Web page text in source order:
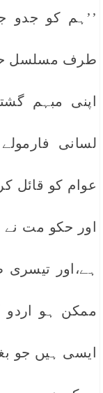
’’ہم کو جدو
طرف مسلسل
اپنی مبہم
لسانی
عوام کو قائل
اور حکو مت
ہے،اور
ممکن ہو اردو
ایسی ہیں جو